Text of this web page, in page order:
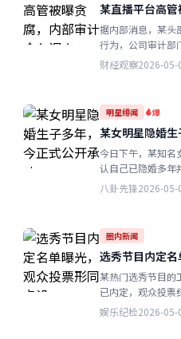
某直播平台高
据内部消息，某头
行为，公司审计部
责商务合作业务...
财经观察2026-05-
明星绯闻 爆
某女明星隐婚
今日下午，某知名
认自己已隐婚多年
全网...
八卦先锋2026-05-
圈内新闻
选秀节目内定
某热门选秀节目的
已内定，观众投票
示存在不公平竞争
娱乐纪检2026-05-